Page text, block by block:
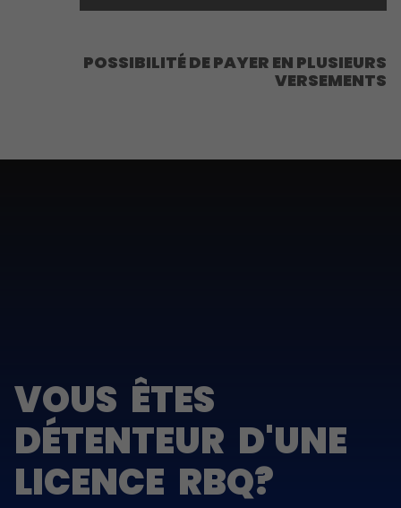
POSSIBILITÉ DE PAYER EN PLUSIEURS
VERSEMENTS
VOUS ÊTES
DÉTENTEUR D'UNE
LICENCE RBQ?